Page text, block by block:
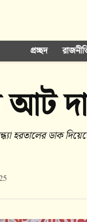
প্রচ্ছদ
হরতালের ডাক